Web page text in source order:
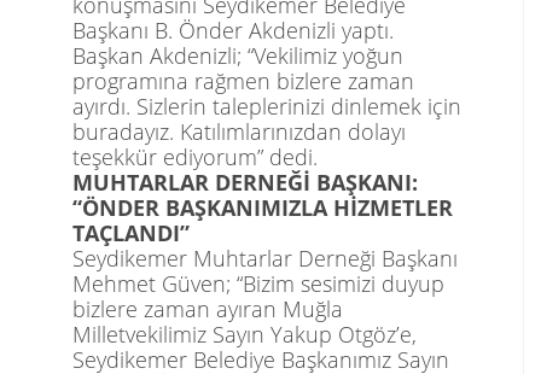
Başkanı B. Önder Akdenizli yaptı.
Başkan Akdenizli; “Vekilimiz yoğun
programına rağmen bizlere zaman
ayırdı. Sizlerin taleplerinizi dinlemek için
buradayız. Katılımlarınızdan dolayı
teşekkür ediyorum” dedi.
MUHTARLAR DERNEĞİ BAŞKANI:
“ÖNDER BAŞKANIMIZLA HİZMETLER
TAÇLANDI”
Seydikemer Muhtarlar Derneği Başkanı
Mehmet Güven; “Bizim sesimizi duyup
bizlere zaman ayıran Muğla
Milletvekilimiz Sayın Yakup Otgöz’e,
Seydikemer Belediye Başkanımız Sayın